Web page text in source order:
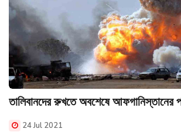
তালিবানদের রুখতে অবশেষে আফগানিস্তানের
24 Jul 2021